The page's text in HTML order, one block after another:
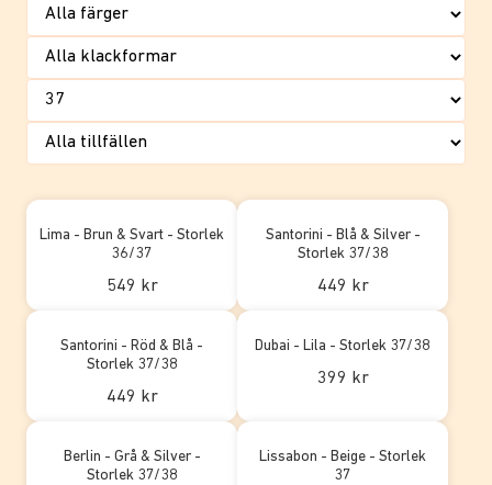
Lima - Brun & Svart - Storlek
36/37
549 kr
Santorini - Blå & Silver -
Storlek 37/38
449 kr
Santorini - Röd & Blå -
Storlek 37/38
449 kr
Dubai - Lila - Storlek 37/38
399 kr
Berlin - Grå & Silver -
Storlek 37/38
Lissabon - Beige - Storlek
37